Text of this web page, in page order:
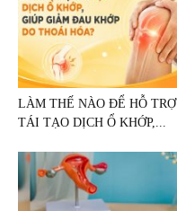
LÀM THẾ NÀO ĐỂ HỖ TRỢ
TÁI TẠO DỊCH Ổ KHỚP,...